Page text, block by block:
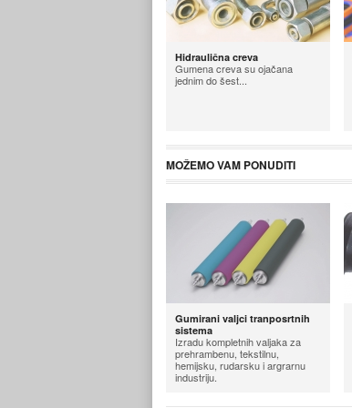
Hidraulična creva
Gumena creva su ojačana
jednim do šest...
MOŽEMO VAM PONUDITI
Gumirani valjci tranposrtnih
sistema
Izradu kompletnih valjaka za
prehrambenu, tekstilnu,
hemijsku, rudarsku i argrarnu
industriju.